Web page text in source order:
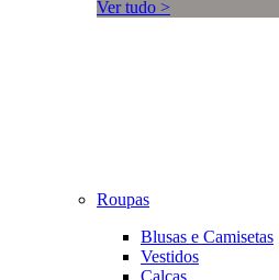
Ver tudo >
Roupas
Blusas e Camisetas
Vestidos